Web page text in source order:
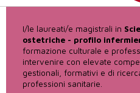
I/le laureati/e magistrali in
ostetriche - profilo
formazione culturale e
intervenire con elevate
gestionali, formativi e di
professioni sanitarie.